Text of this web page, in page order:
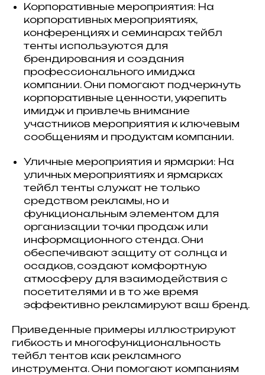
Корпоративные мероприятия: На
корпоративных мероприятиях,
конференциях и семинарах тейбл
тенты используются для
брендирования и создания
профессионального имиджа
компании. Они помогают подчеркнуть
корпоративные ценности, укрепить
имидж и привлечь внимание
участников мероприятия к ключевым
сообщениям и продуктам компании.
Уличные мероприятия и ярмарки: На
уличных мероприятиях и ярмарках
тейбл тенты служат не только
средством рекламы, но и
функциональным элементом для
организации точки продаж или
информационного стенда. Они
обеспечивают защиту от солнца и
осадков, создают комфортную
атмосферу для взаимодействия с
посетителями и в то же время
эффективно рекламируют ваш бренд.
Приведенные примеры иллюстрируют
гибкость и многофункциональность
тейбл тентов как рекламного
инструмента. Они помогают компаниям